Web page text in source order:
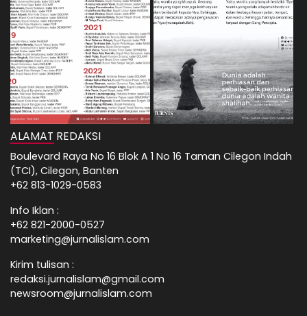
ALAMAT REDAKSI
Boulevard Raya No 16 Blok A 1 No 16 Taman Cilegon Indah
(TCI), Cilegon, Banten
+62 813-1029-0583
Info Iklan :
+62 821-2000-0527
marketing@jurnalislam.com
Kirim tulisan :
redaksi.jurnalislam@gmail.com
newsroom@jurnalislam.com